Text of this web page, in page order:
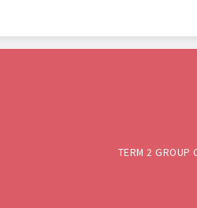
TERM 2 GROUP